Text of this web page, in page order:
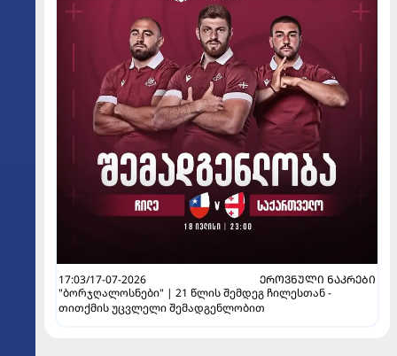
17:03/17-07-2026
ᲔᲠᲝᲕᲜᲣᲚᲘ ᲜᲐᲙᲠᲔᲑᲘ
"ბორჯღალოსნები" | 21 წლის შემდეგ ჩილესთან -
თითქმის უცვლელი შემადგენლობით